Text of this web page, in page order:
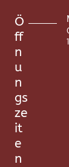
Ö
ff
n
u
n
gs
ze
it
e
n